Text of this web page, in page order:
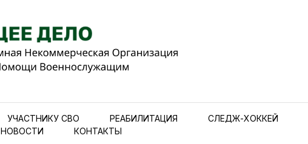
УЧАСТНИКУ СВО РЕАБИЛИТАЦИЯ СЛЕДЖ-ХОККЕЙ
НОВОСТИ КОНТАКТЫ